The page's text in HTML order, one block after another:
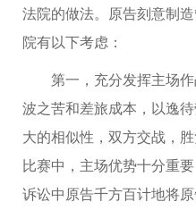
法院的做法。原告刻意制
院有以下考虑：
第一，充分发挥主场作
波之苦和差旅成本，以逸
大的相似性，双方交战，
比赛中，主场优势十分重
诉讼中原告千方百计地将